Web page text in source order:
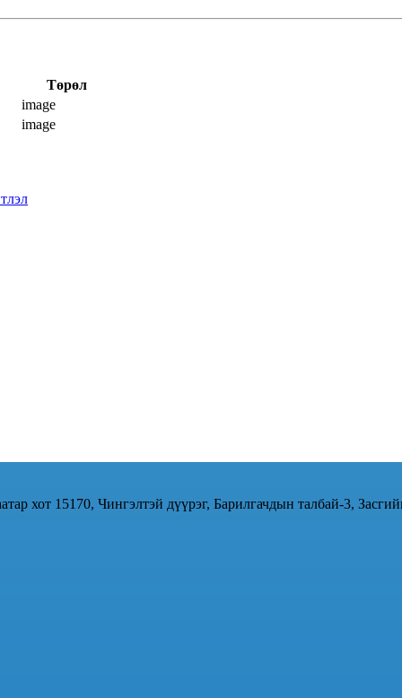
Төрөл
image
image
хот 15170, Чингэлтэй дүүрэг, Барилгачдын талбай-3,